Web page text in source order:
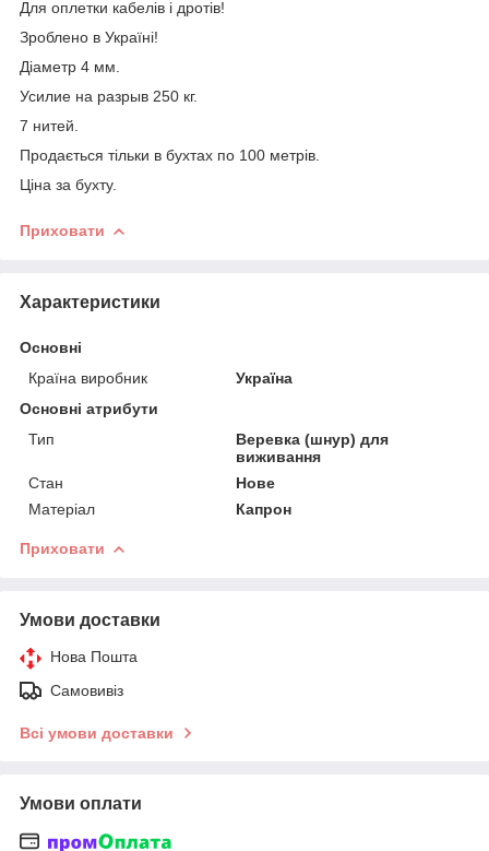
Для оплетки кабелів і дротів!
Зроблено в Україні!
Діаметр 4 мм.
Усилие на разрыв 250 кг.
7 нитей.
Продається тільки в бухтах по 100 метрів.
Ціна за бухту.
Приховати
Характеристики
Основні
Країна виробник
Україна
Основні атрибути
Тип
Веревка (шнур) для
виживання
Стан
Нове
Матеріал
Капрон
Приховати
Умови доставки
Нова Пошта
Самовивіз
Всі умови доставки
Умови оплати